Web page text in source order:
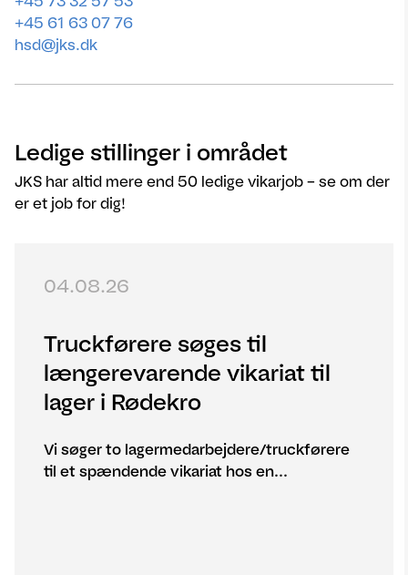
+45 61 63 07 76
hsd@jks.dk
Ledige stillinger i området
JKS har altid mere end 50 ledige vikarjob – se om der
er et job for dig!
04.08.26
Truckførere søges til
længerevarende vikariat til
lager i Rødekro
Vi søger to lagermedarbejdere/truckførere
til et spændende vikariat hos en...